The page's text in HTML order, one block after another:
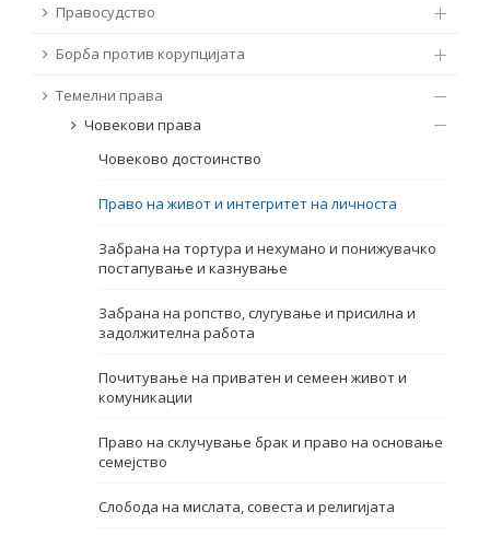
ПРИСТАПНИ ПРЕГОВОРИ
Тип
Од Мрежа 23
Датум на објавување
Име, опис или клучен збор
Правосудство
Борба против корупцијата
Темелни права
Човекови права
Човеково достоинство
Право на живот и интегритет на личноста
Забрана на тортура и нехумано и понижувачко
постапување и казнување
Забрана на ропство, слугување и присилна и
задолжителна работа
Почитување на приватен и семеен живот и
комуникации
Право на склучување брак и право на основање
семејство
Слобода на мислата, совеста и религијата